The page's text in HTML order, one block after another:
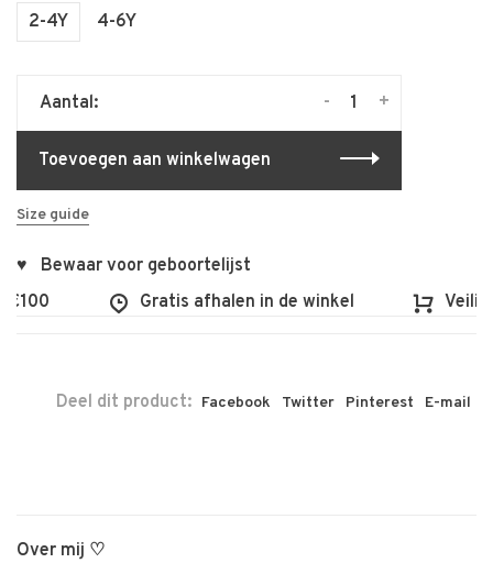
2-4Y 4-6Y
Aantal: +
-
Toevoegen aan winkelwagen
Size guide
♥ Bewaar voor geboortelijst
Gratis afhalen in de winkel Veilig
Deel dit product: Facebook Twitter Pinterest E-mail
Over mij ♡